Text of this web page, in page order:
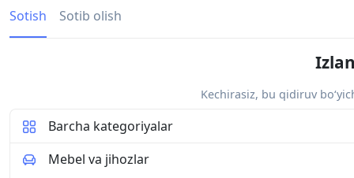
Sotish Sotib olish
Kechirasiz, bu qidiruv
Barcha kategoriyalar
Mebel va jihozlar